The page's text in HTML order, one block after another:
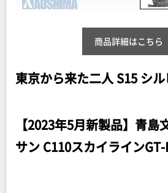
商品詳細はこちら
東京から来た二人 S15 シ
【2023年5月新製品】青島
サン C110スカイラインGT-